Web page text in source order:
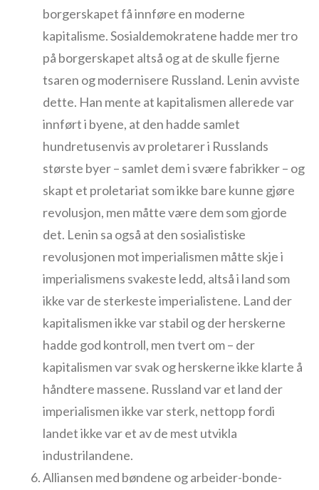
borgerskapet få innføre en moderne
kapitalisme. Sosialdemokratene hadde mer tro
på borgerskapet altså og at de skulle fjerne
tsaren og modernisere Russland. Lenin avviste
dette. Han mente at kapitalismen allerede var
innført i byene, at den hadde samlet
hundretusenvis av proletarer i Russlands
største byer – samlet dem i svære fabrikker – og
skapt et proletariat som ikke bare kunne gjøre
revolusjon, men måtte være dem som gjorde
det. Lenin sa også at den sosialistiske
revolusjonen mot imperialismen måtte skje i
imperialismens svakeste ledd, altså i land som
ikke var de sterkeste imperialistene. Land der
kapitalismen ikke var stabil og der herskerne
hadde god kontroll, men tvert om – der
kapitalismen var svak og herskerne ikke klarte å
håndtere massene. Russland var et land der
imperialismen ikke var sterk, nettopp fordi
landet ikke var et av de mest utvikla
industrilandene.
Alliansen med bøndene og arbeider-bonde-